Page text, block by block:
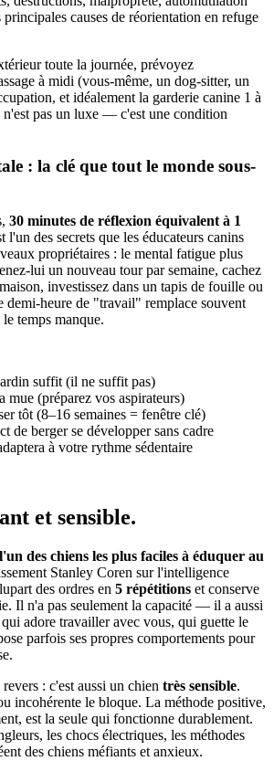
causes de réorientation en refuge
toute la journée, prévoyez
à midi (vous-même, un dog-sitter, un
et idéalement la garderie canine 1 à
n'est pas un luxe — c'est une condition
: la clé que tout le monde sous-
30 minutes de réflexion équivalent à 1
l'un des secrets que les éducateurs canins
propriétaires : le mental fatigue plus
lui un nouveau tour par semaine, cachez
investissez dans un tapis de fouille ou
demi-heure de "travail" remplace souvent
temps manque.
suffit (il ne suffit pas)
mue (préparez vos aspirateurs)
tôt (8–16 semaines = fenêtre clé)
de berger se développer sans cadre
à votre rythme sédentaire
et sensible.
l'un des chiens les plus faciles à éduquer au
Stanley Coren sur l'intelligence
des ordres en 5 répétitions et conserve
Il n'a pas seulement la capacité — il a aussi
adore travailler avec vous, qui guette le
parfois ses propres comportements pour
: c'est aussi un chien très sensible.
incohérente le bloque. La méthode positive,
est la seule qui fonctionne durablement.
les chocs électriques, les méthodes
des chiens méfiants et anxieux.